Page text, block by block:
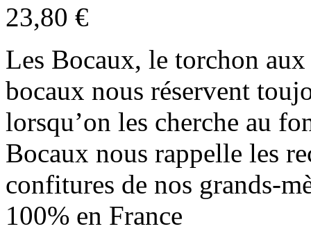
23,80 €
Les Bocaux, le torchon
bocaux nous réservent
lorsqu’on les cherche au
Bocaux nous rappelle les
confitures de nos grands-
100% en France